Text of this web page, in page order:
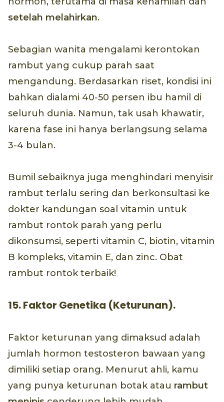
setelah melahirkan.
Sebagian wanita mengalami kerontokan
rambut yang cukup parah saat
mengandung. Berdasarkan riset, kondisi ini
bahkan dialami 40-50 persen ibu hamil di
seluruh dunia. Namun, tak usah khawatir,
karena fase ini hanya berlangsung selama
3-4 bulan.
Bumil sebaiknya juga menghindari menyisir
rambut terlalu sering dan berkonsultasi ke
dokter kandungan soal vitamin untuk
rambut rontok parah yang perlu
dikonsumsi, seperti vitamin C, biotin, vitamin
B kompleks, vitamin E, dan zinc. Obat
rambut rontok terbaik!
15. Faktor Genetika (Keturunan).
Faktor keturunan yang dimaksud adalah
jumlah hormon testosteron bawaan yang
dimiliki setiap orang. Menurut ahli, kamu
yang punya keturunan botak atau rambut